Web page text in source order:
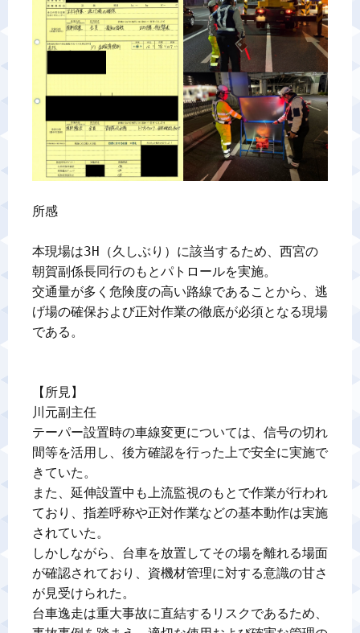
所感
本現場は3H（久しぶり）に該当するため、西宮の
朝賀副係長同行のもとパトロールを実施。
交通量が多く危険度の高い路線であることから、逃
げ場の確保および正対作業の徹底が必須となる現場
である。
【所見】
川元副主任
テーパー設置時の車線変更については、信号の切れ
間等を活用し、後方確認を行った上で安全に実施で
きていた。
また、延伸設置中も上流監視のもとで作業が行われ
ており、指差呼称や正対作業などの基本動作は実施
されていた。
しかしながら、台車を放置してその場を離れる場面
が確認されており、資機材管理に対する意識の甘さ
が見受けられた。
台車逸走は重大事故に直結するリスクであるため、